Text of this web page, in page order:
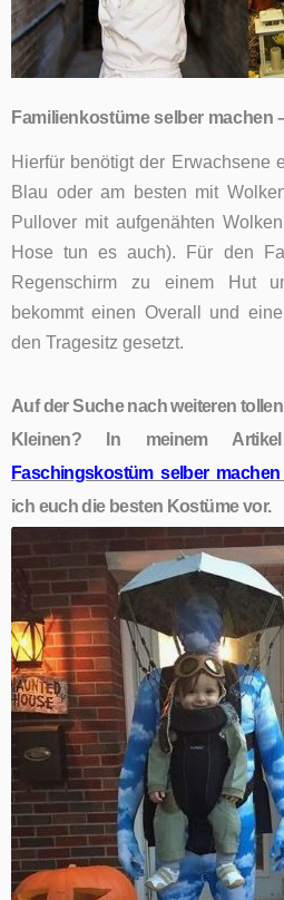
Familienkostüme selber machen
Hierfür benötigt der Erwachsene
Blau oder am besten mit
Pullover mit aufgenähten
Hose tun es auch). Für den
Regenschirm zu einem Hut
bekommt einen Overall und
den Tragesitz gesetzt.
Auf der Suche nach weiteren
Kleinen? In meinem
Faschingskostüm selber
ich euch die besten Kostüme vor.